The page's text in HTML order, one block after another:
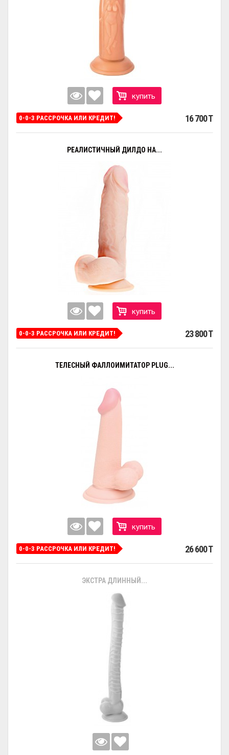
купить
0-0-3 РАССРОЧКА ИЛИ КРЕДИТ! 16 700 T
РЕАЛИСТИЧНЫЙ ДИЛДО НА...
купить
0-0-3 РАССРОЧКА ИЛИ КРЕДИТ! 23 800 T
ТЕЛЕСНЫЙ ФАЛЛОИМИТАТОР PLUG...
купить
0-0-3 РАССРОЧКА ИЛИ КРЕДИТ! 26 600 T
ЭКСТРА ДЛИННЫЙ...